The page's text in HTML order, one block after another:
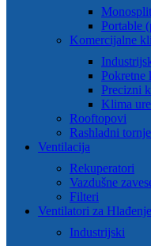
Portable
Komercijalne
Precizni
Klima
Rooftopovi
Rashladni
Ventilacija
Rekuperatori
Vazdušne
Filteri
Ventilatori za Hlađenje
Industrijski